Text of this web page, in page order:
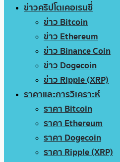
ข่าวคริปโตเคอเรนซี่
ข่าว Bitcoin
ข่าว Ethereum
ข่าว Binance Coin
ข่าว Dogecoin
ข่าว Ripple (XRP)
ราคาและการวิเคราะห์
ราคา Bitcoin
ราคา Ethereum
ราคา Dogecoin
ราคา Ripple (XRP)